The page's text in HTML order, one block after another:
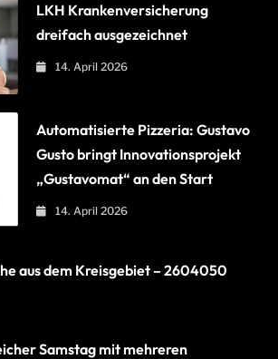
LKH Krankenversicherung
dreifach ausgezeichnet
14. April 2026
Automatisierte Pizzeria: Gustavo
Gusto bringt Innovationsprojekt
„Gustavomat“ an den Start
14. April 2026
aus dem Kreisgebiet – 2604050
Samstag mit mehreren